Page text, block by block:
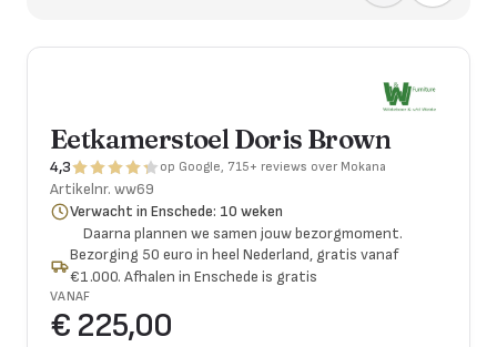
Eetkamerstoel Doris Brown
4,3 op Google, 715+ reviews over Mokana
Artikelnr. ww69
Verwacht in Enschede: 10 weken
Daarna plannen we samen jouw bezorgmoment.
Bezorging 50 euro in heel Nederland, gratis vanaf
€1.000. Afhalen in Enschede is gratis
VANAF
€ 225,00